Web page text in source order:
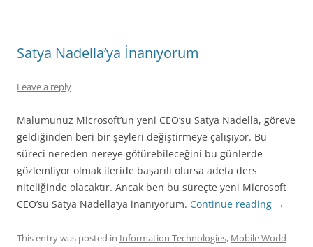
Satya Nadella’ya İnanıyorum
Leave a reply
Malumunuz Microsoft’un yeni CEO’su Satya Nadella, göreve
geldiğinden beri bir şeyleri değiştirmeye çalışıyor. Bu
süreci nereden nereye götürebileceğini bu günlerde
gözlemliyor olmak ileride başarılı olursa adeta ders
niteliğinde olacaktır. Ancak ben bu süreçte yeni Microsoft
CEO’su Satya Nadella’ya inanıyorum. Continue reading →
This entry was posted in Information Technologies, Mobile World